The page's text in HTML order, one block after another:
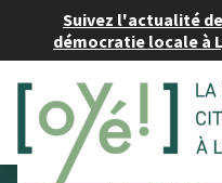
Suivez l'actualité
démocratie locale à